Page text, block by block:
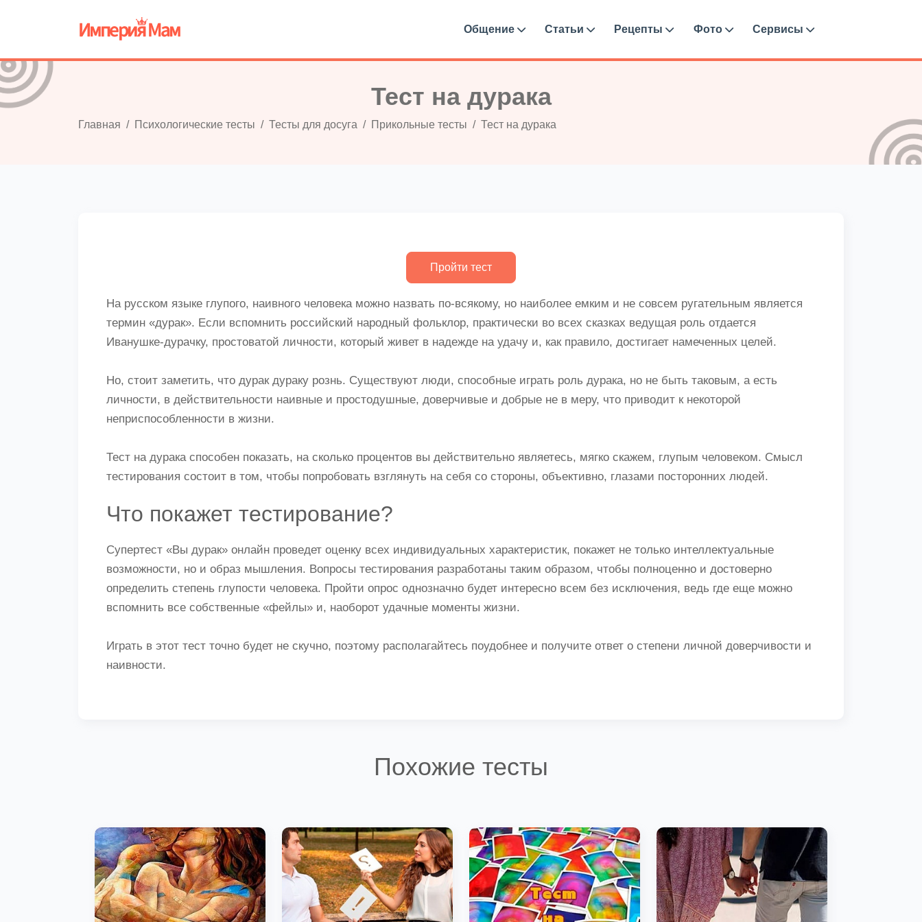
Общение Статьи Рецепты Фото Сервисы
Тест на дурака
Главная Психологические тесты Тесты для досуга Прикольные тесты Тест на дурака
На русском языке глупого, наивного человека можно назвать по-всякому, но наиболее емким и не совсем ругательным является
термин «дурак». Если вспомнить российский народный фольклор, практически во всех сказках ведущая роль отдается
Иванушке-дурачку, простоватой личности, который живет в надежде на удачу и, как правило, достигает намеченных целей.
Но, стоит заметить, что дурак дураку рознь. Существуют люди, способные играть роль дурака, но не быть таковым, а есть
личности, в действительности наивные и простодушные, доверчивые и добрые не в меру, что приводит к некоторой
неприспособленности в жизни.
Тест на дурака способен показать, на сколько процентов вы действительно являетесь, мягко скажем, глупым человеком. Смысл
тестирования состоит в том, чтобы попробовать взглянуть на себя со стороны, объективно, глазами посторонних людей.
Что покажет тестирование?
Супертест «Вы дурак» онлайн проведет оценку всех индивидуальных характеристик, покажет не только интеллектуальные
возможности, но и образ мышления. Вопросы тестирования разработаны таким образом, чтобы полноценно и достоверно
определить степень глупости человека. Пройти опрос однозначно будет интересно всем без исключения, ведь где еще можно
вспомнить все собственные «фейлы» и, наоборот удачные моменты жизни.
Играть в этот тест точно будет не скучно, поэтому располагайтесь поудобнее и получите ответ о степени личной доверчивости и
наивности.
Похожие тесты